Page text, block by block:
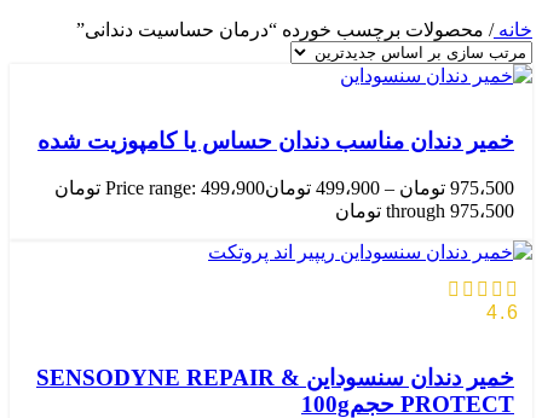
خانه/ محصولات برچسب خورده “درمان حساسیت دندانی”
خمیر دندان مناسب دندان حساس یا کامپوزیت شده
975،500 تومان – 499،900 تومان
Price range: 499،900 تومان
through 975،500 تومان
4.6
خمیر دندان سنسوداین SENSODYNE REPAIR &
PROTECT حجم100g